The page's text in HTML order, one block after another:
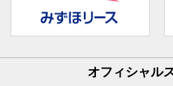
オフィシャル